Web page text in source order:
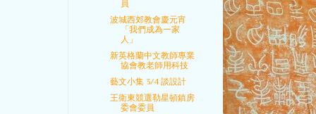
員
波城西郊教會慶元宵
「我們成為一家
人」
新英格蘭中文教師專業
協會教老師用科技
藝文小集 3/4 談設計
王衛東競選勒星頓鎮房
委會委員